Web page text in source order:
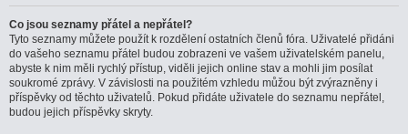
Co jsou seznamy přátel a nepřátel?
Tyto seznamy můžete použít k rozdělení ostatních členů fóra. Uživatelé přidáni
do vašeho seznamu přátel budou zobrazeni ve vašem uživatelském panelu,
abyste k nim měli rychlý přístup, viděli jejich online stav a mohli jim posílat
soukromé zprávy. V závislosti na použitém vzhledu můžou být zvýrazněny i
příspěvky od těchto uživatelů. Pokud přidáte uživatele do seznamu nepřátel,
budou jejich příspěvky skryty.